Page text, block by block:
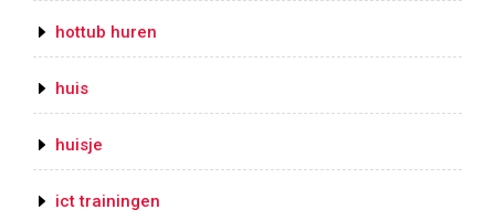
hottub huren
huis
huisje
ict trainingen